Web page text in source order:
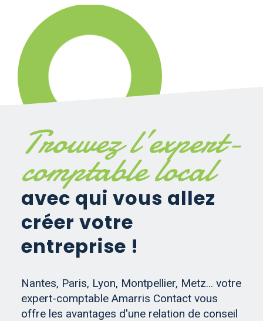
Trouvez l’expert-
comptable local
avec qui vous allez
créer votre
entreprise !
Nantes, Paris, Lyon, Montpellier, Metz... votre
expert-comptable Amarris Contact vous
offre les avantages d'une relation de conseil